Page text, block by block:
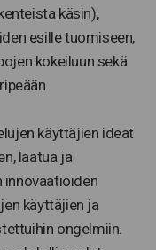
käsin),
esille tuomiseen,
kokeiluun sekä
käyttäjien ideat
laatua ja
innovaatioiden
käyttäjien ja
ongelmiin.